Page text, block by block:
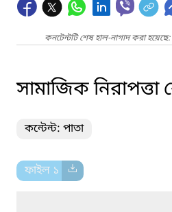
কনটেন্টটি শেষ হাল-নাগাদ করা
সামাজিক
কন্টেন্ট: পাতা
ফাইল ১